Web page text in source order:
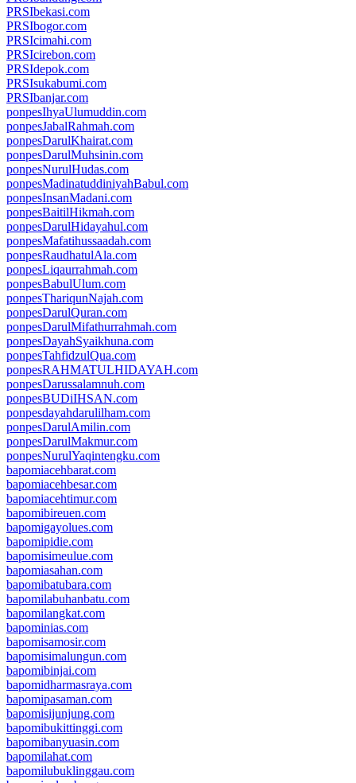
PRSIbekasi.com
PRSIbogor.com
PRSIcimahi.com
PRSIcirebon.com
PRSIdepok.com
PRSIsukabumi.com
PRSIbanjar.com
ponpesIhyaUlumuddin.com
ponpesJabalRahmah.com
ponpesDarulKhairat.com
ponpesDarulMuhsinin.com
ponpesNurulHudas.com
ponpesMadinatuddiniyahBabul.com
ponpesInsanMadani.com
ponpesBaitilHikmah.com
ponpesDarulHidayahul.com
ponpesMafatihussaadah.com
ponpesRaudhatulAla.com
ponpesLiqaurrahmah.com
ponpesBabulUlum.com
ponpesThariqunNajah.com
ponpesDarulQuran.com
ponpesDarulMifathurrahmah.com
ponpesDayahSyaikhuna.com
ponpesTahfidzulQua.com
ponpesRAHMATULHIDAYAH.com
ponpesDarussalamnuh.com
ponpesBUDiIHSAN.com
ponpesdayahdarulilham.com
ponpesDarulAmilin.com
ponpesDarulMakmur.com
ponpesNurulYaqintengku.com
bapomiacehbarat.com
bapomiacehbesar.com
bapomiacehtimur.com
bapomibireuen.com
bapomigayolues.com
bapomipidie.com
bapomisimeulue.com
bapomiasahan.com
bapomibatubara.com
bapomilabuhanbatu.com
bapomilangkat.com
bapominias.com
bapomisamosir.com
bapomisimalungun.com
bapomibinjai.com
bapomidharmasraya.com
bapomipasaman.com
bapomisijunjung.com
bapomibukittinggi.com
bapomibanyuasin.com
bapomilahat.com
bapomilubuklinggau.com